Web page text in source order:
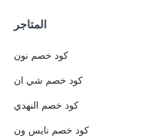
المتاجر
كود خصم نون
كود خصم شي ان
كود خصم النهدي
كود خصم نايس ون